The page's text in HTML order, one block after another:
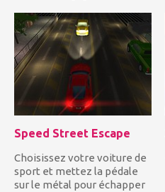
Speed Street Escape
Choisissez votre voiture de
sport et mettez la pédale
sur le métal pour échapper